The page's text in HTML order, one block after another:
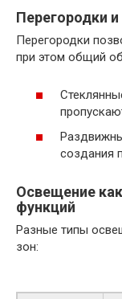
Перегородки
Перегородки
при этом общий
создания
Освещение
функций
Разные типы
зон: